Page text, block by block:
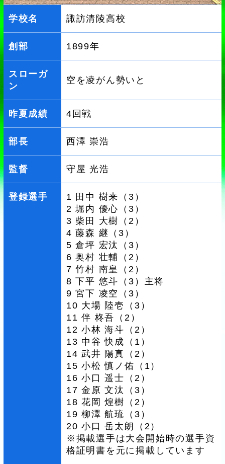
学校名 諏訪清陵高校
創部 1899年
スローガ
ン
空を凌がん勢いと
昨夏成績 4回戦
部長 西澤 崇浩
監督 守屋 光浩
登録選手
1 田中 樹来（3）
2 堀内 優心（3）
3 柴田 大樹（2）
4 藤森 継（3）
5 倉坪 宏汰（3）
6 奥村 壮輔（2）
7 竹村 南皇（2）
8 下平 悠斗（3）主将
9 宮下 凌空（3）
10 大場 陸壱（3）
11 伴 柊吾（2）
12 小林 海斗（2）
13 中谷 快成（1）
14 武井 陽真（2）
15 小松 慎ノ佑（1）
16 小口 遥士（2）
17 金原 文汰（3）
18 花岡 煌樹（2）
19 柳澤 航琉（3）
20 小口 岳太朗（2）
※掲載選手は大会開始時の選手資
格証明書を元に掲載しています